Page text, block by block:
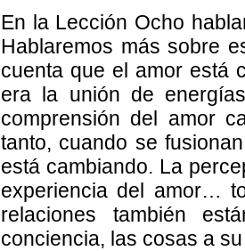
En la Lección Ocho
Hablaremos más sobre
cuenta que el amor está
era la unión de
comprensión del amor
tanto, cuando se
está cambiando. La
experiencia del amor…
relaciones también
conciencia, las cosas a